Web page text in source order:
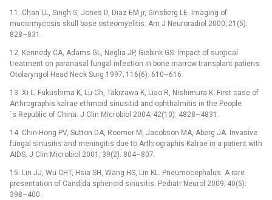
11. Chan LL, Singh S, Jones D, Diaz EM jr, Ginsberg LE. Imaging of
mucormycosis skull base osteomyelitis. Am J Neuroradiol 2000; 21(5):
828–831.
12. Kennedy CA, Adams GL, Neglia JP, Giebink GS. Impact of surgical
treatment on paranasal fungal infection in bone marrow transplant patiens.
Otolaryngol Head Neck Surg 1997; 116(6): 610–616.
13. Xi L, Fukushima K, Lu Ch, Takizawa K, Liao R, Nishimura K. First case of
Arthrographis kalrae ethmoid sinusitid and ophthalmitis in the People
´s Republic of China. J Clin Microbiol 2004; 42(10): 4828–4831.
14. Chin-Hong PV, Sutton DA, Roemer M, Jacobson MA, Aberg JA. Invasive
fungal sinusitis and meningitis due to Arthrographis Kalrae in a patient with
AIDS. J Clin Microbiol 2001; 39(2): 804–807.
15. Lin JJ, Wu CHT, Hsia SH, Wang HS, Lin KL. Pneumocephalus: A rare
presentation of Candida sphenoid sinusitis. Pediatr Neurol 2009; 40(5):
398–400.